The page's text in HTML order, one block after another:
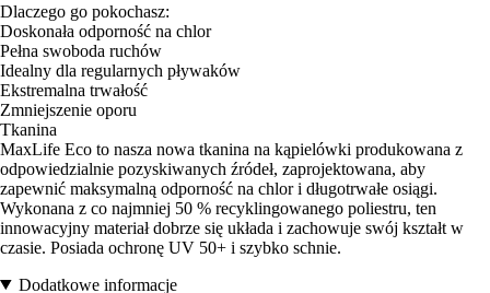
Dlaczego go pokochasz:
Doskonała odporność na chlor
Pełna swoboda ruchów
Idealny dla regularnych pływaków
Ekstremalna trwałość
Zmniejszenie oporu
Tkanina
MaxLife Eco to nasza nowa tkanina na kąpielówki produkowana z
odpowiedzialnie pozyskiwanych źródeł, zaprojektowana, aby
zapewnić maksymalną odporność na chlor i długotrwałe osiągi.
Wykonana z co najmniej 50 % recyklingowanego poliestru, ten
innowacyjny materiał dobrze się układa i zachowuje swój kształt w
czasie. Posiada ochronę UV 50+ i szybko schnie.
Dodatkowe informacje